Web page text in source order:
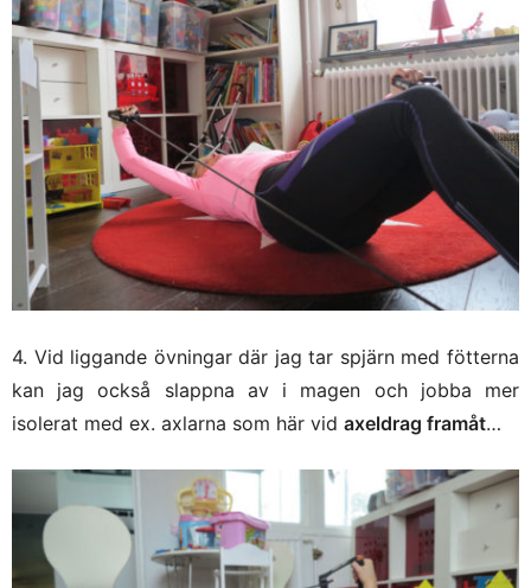
4. Vid liggande övningar där jag tar spjärn med fötterna
kan jag också slappna av i magen och jobba mer
isolerat med ex. axlarna som här vid axeldrag framåt…